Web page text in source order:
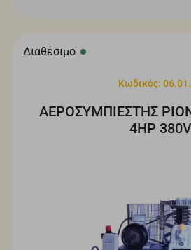
Διαθέσιμο
Κωδικός:
ΑΕΡΟΣΥΜΠΙΕΣΤΗΣ
4ΗΡ 380V